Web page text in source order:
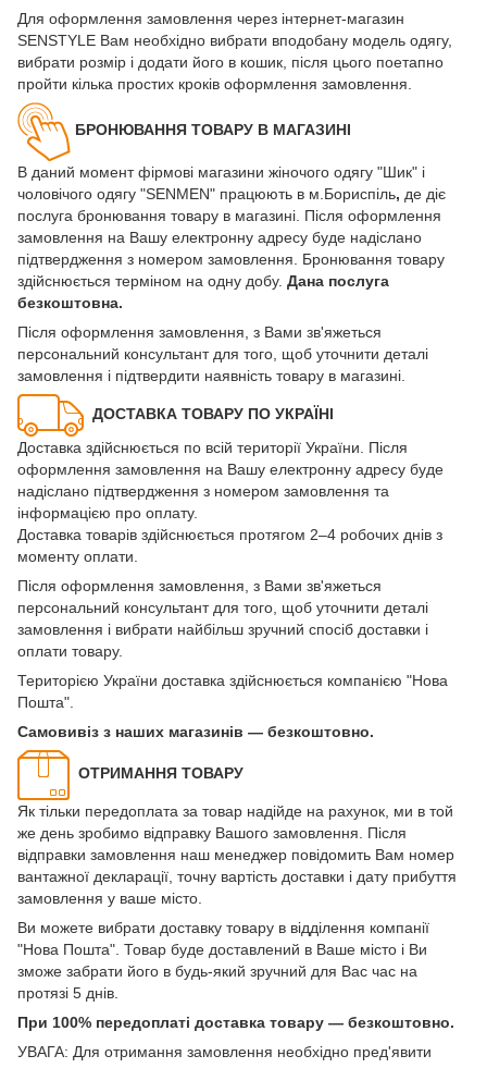
Для оформлення замовлення через інтернет-магазин
SENSTYLE Вам необхідно вибрати вподобану модель одягу,
вибрати розмір і додати його в кошик, після цього поетапно
пройти кілька простих кроків оформлення замовлення.
БРОНЮВАННЯ ТОВАРУ В МАГАЗИНІ
В даний момент фірмові магазини жіночого одягу "Шик" і
чоловічого одягу "SENMEN" працюють в м.Бориспіль, де діє
послуга бронювання товару в магазині. Після оформлення
замовлення на Вашу електронну адресу буде надіслано
підтвердження з номером замовлення. Бронювання товару
здійснюється терміном на одну добу. Дана послуга
безкоштовна.
Після оформлення замовлення, з Вами зв'яжеться
персональний консультант для того, щоб уточнити деталі
замовлення і підтвердити наявність товару в магазині.
ДОСТАВКА ТОВАРУ ПО УКРАЇНІ
Доставка здійснюється по всій території України. Після
оформлення замовлення на Вашу електронну адресу буде
надіслано підтвердження з номером замовлення та
інформацією про оплату.
Доставка товарів здійснюється протягом 2–4 робочих днів з
моменту оплати.
Після оформлення замовлення, з Вами зв'яжеться
персональний консультант для того, щоб уточнити деталі
замовлення і вибрати найбільш зручний спосіб доставки і
оплати товару.
Територією України доставка здійснюється компанією "Нова
Пошта".
Самовивіз з наших магазинів — безкоштовно.
ОТРИМАННЯ ТОВАРУ
Як тільки передоплата за товар надійде на рахунок, ми в той
же день зробимо відправку Вашого замовлення. Після
відправки замовлення наш менеджер повідомить Вам номер
вантажної декларації, точну вартість доставки і дату прибуття
замовлення у ваше місто.
Ви можете вибрати доставку товару в відділення компанії
"Нова Пошта". Товар буде доставлений в Ваше місто і Ви
зможе забрати його в будь-який зручний для Вас час на
протязі 5 днів.
При 100% передоплаті доставка товару — безкоштовно.
УВАГА: Для отримання замовлення необхідно пред'явити